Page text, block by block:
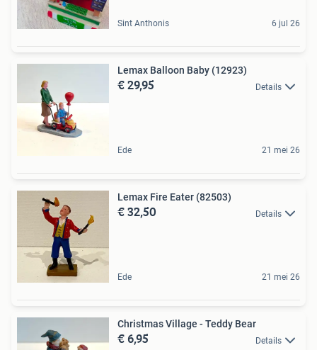
Sint Anthonis 6 jul 26
Lemax Balloon Baby (12923)
€ 29,95 Details
Ede 21 mei 26
Lemax Fire Eater (82503)
€ 32,50 Details
Ede 21 mei 26
Christmas Village - Teddy Bear
€ 6,95 Details